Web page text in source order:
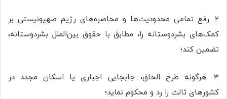
۲. رفع تمامی محدودیت‌ها و محاصره‌های رژیم صهیونیستی بر
کمک‌های بشردوستانه را، مطابق با حقوق بین‌الملل بشردوستانه،
تضمین کند؛
۳. هرگونه طرح الحاق، جابجایی اجباری یا اسکان مجدد در
کشورهای ثالث را رد و محکوم نماید؛